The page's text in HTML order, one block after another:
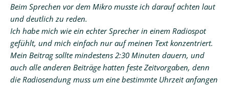
Beim Sprechen vor dem Mikro musste ich darauf achten laut
und deutlich zu reden.
Ich habe mich wie ein echter Sprecher in einem Radiospot
gefühlt, und mich einfach nur auf meinen Text konzentriert.
Mein Beitrag sollte mindestens 2:30 Minuten dauern, und
auch alle anderen Beiträge hatten feste Zeitvorgaben, denn
die Radiosendung muss um eine bestimmte Uhrzeit anfangen